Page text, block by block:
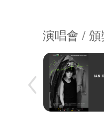
演唱會 / 頒